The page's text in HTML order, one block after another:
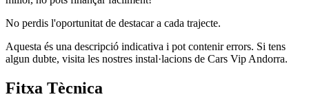
No perdis l'oportunitat de destacar a cada trajecte.
Aquesta és una descripció indicativa i pot contenir errors. Si tens
algun dubte, visita les nostres instal·lacions de Cars Vip Andorra.
Fitxa Tècnica